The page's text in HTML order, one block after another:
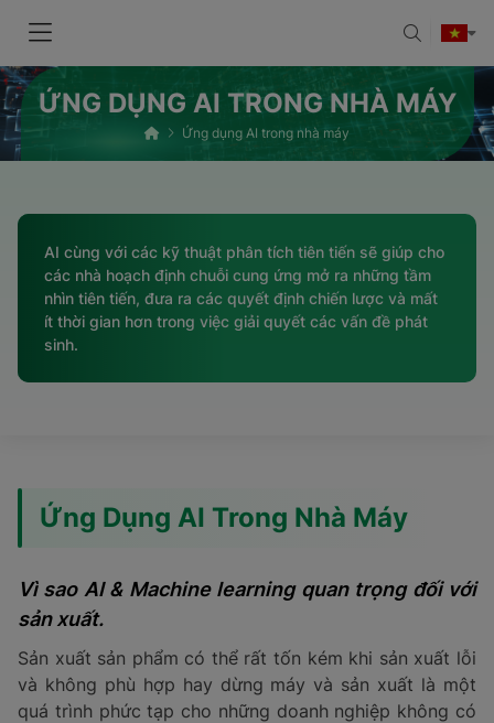
ỨNG DỤNG AI TRONG NHÀ MÁY
Ứng dụng AI trong nhà máy
AI cùng với các kỹ thuật phân tích tiên tiến sẽ giúp cho
các nhà hoạch định chuỗi cung ứng mở ra những tầm
nhìn tiên tiến, đưa ra các quyết định chiến lược và mất
ít thời gian hơn trong việc giải quyết các vấn đề phát
sinh.
Ứng Dụng AI Trong Nhà Máy
Vì sao AI & Machine learning quan trọng đối với
sản xuất.
Sản xuất sản phẩm có thể rất tốn kém khi sản xuất lỗi
và không phù hợp hay dừng máy và sản xuất là một
quá trình phức tạp cho những doanh nghiệp không có